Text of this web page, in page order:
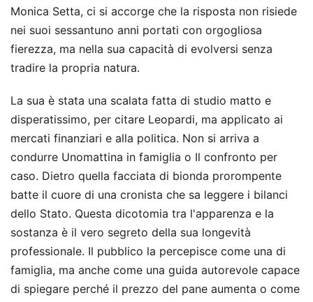
Monica Setta, ci si accorge che la risposta non risiede
nei suoi sessantuno anni portati con orgogliosa
fierezza, ma nella sua capacità di evolversi senza
tradire la propria natura.
La sua è stata una scalata fatta di studio matto e
disperatissimo, per citare Leopardi, ma applicato ai
mercati finanziari e alla politica. Non si arriva a
condurre Unomattina in famiglia o Il confronto per
caso. Dietro quella facciata di bionda prorompente
batte il cuore di una cronista che sa leggere i bilanci
dello Stato. Questa dicotomia tra l'apparenza e la
sostanza è il vero segreto della sua longevità
professionale. Il pubblico la percepisce come una di
famiglia, ma anche come una guida autorevole capace
di spiegare perché il prezzo del pane aumenta o come